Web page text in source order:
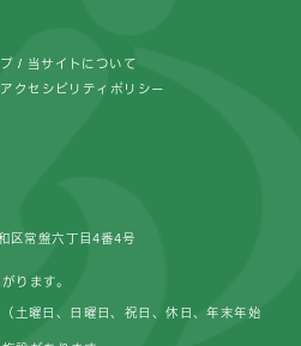
当サイトについて
アクセシビリティポリシー
区常盤六丁目4番4号
ります。
土曜日、日曜日、祝日、休日、年末年始